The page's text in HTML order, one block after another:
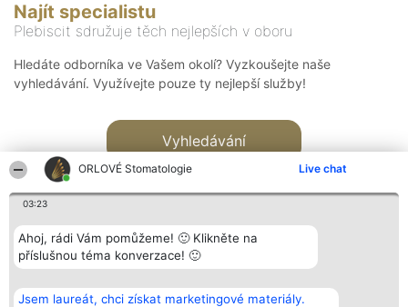
ORLOVÉ Stomatologie Live chat
03:23
Ahoj, rádi Vám pomůžeme! 🙂 Klikněte na
příslušnou téma konverzace! 🙂
Jsem laureát, chci získat marketingové materiály.
Najít specialistu
Plebiscit sdružuje těch nejlepších v oboru
Hledáte odborníka ve Vašem okolí? Vyzkoušejte naše
vyhledávání. Využívejte pouze ty nejlepší služby!
Vyhledávání
Bright Side Solutions sp. z o.
o. sp. k.
Vítězové
Seznam všech
Kontakt